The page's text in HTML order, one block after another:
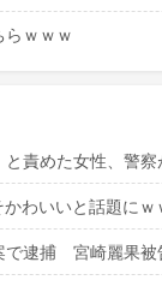
らｗｗｗ
責めた女性、警
わいいと話題にｗ
で逮捕 宮崎麗果